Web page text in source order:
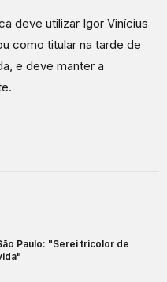
deve utilizar Igor Vinícius
como titular na tarde de
e deve manter a
Paulo: "Serei tricolor de